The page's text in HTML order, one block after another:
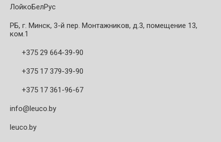
ЛойкоБелРус
РБ, г. Минск, 3-й пер. Монтажников, д.3, помещение 13,
ком.1
+375 29 664-39-90
+375 17 379-39-90
+375 17 361-96-67
info@leuco.by
leuco.by